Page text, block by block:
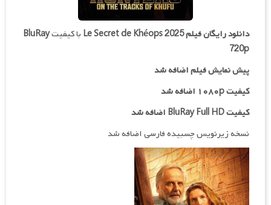
دانلود رایگان فیلمLe Secret de Khéops 2025 با کیفیتBluRay
720p
پیش نمایش فیلم اضافه شد
کیفیت ۱۰۸۰p اضافه شد
کیفیت BluRay Full HD اضافه شد
نسخه زیرنویس چسبیده فارسی اضافه شد